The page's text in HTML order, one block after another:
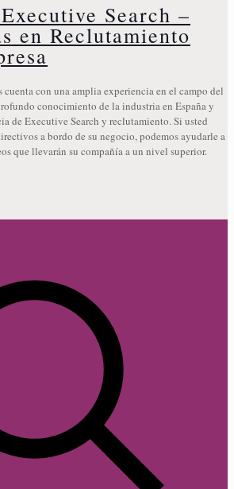
Search –
en Reclutamiento
con una amplia experiencia en el campo del
conocimiento de la industria en España y
de Executive Search y reclutamiento. Si usted
a bordo de su negocio, podemos ayudarle a
que llevarán su compañía a un nivel superior.